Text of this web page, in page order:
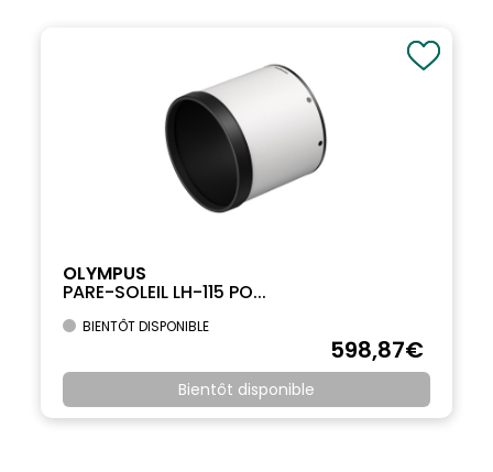
OLYMPUS
PARE-SOLEIL LH-115 PO...
BIENTÔT DISPONIBLE
598,87€
Bientôt disponible